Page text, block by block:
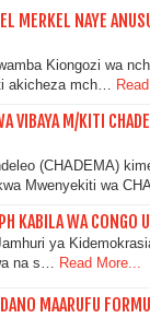
MERKEL NAYE
Kiongozi wa
akicheza mch…
VIBAYA M/KITI
(CHADEMA)
Mwenyekiti wa
KABILA WA CONGO
ya
na s… Read More...
MAARUFU